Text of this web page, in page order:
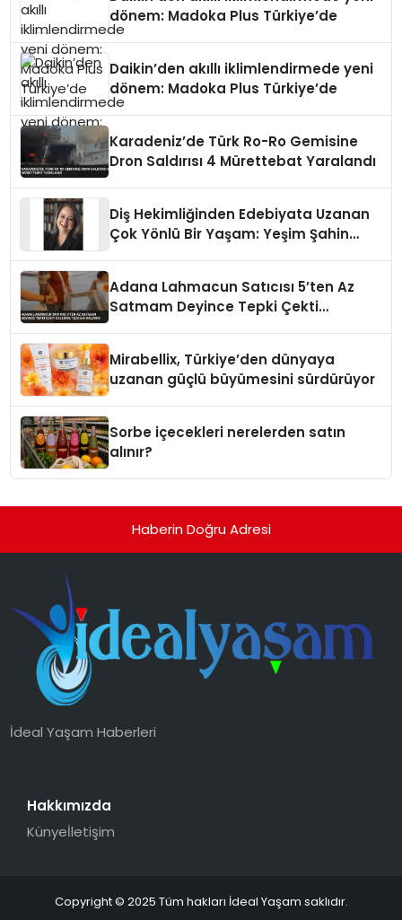
dönem: Madoka Plus Türkiye’de
Daikin’den akıllı iklimlendirmede yeni
dönem: Madoka Plus Türkiye’de
Karadeniz’de Türk Ro-Ro Gemisine
Dron Saldırısı 4 Mürettebat Yaralandı
Diş Hekimliğinden Edebiyata Uzanan
Çok Yönlü Bir Yaşam: Yeşim Şahin
Adana Lahmacun Satıcısı 5’ten Az
Satmam Deyince Tepki Çekti
Mirabellix, Türkiye’den dünyaya
uzanan güçlü büyümesini sürdürüyor
Sorbe içecekleri nerelerden satın
alınır?
Haberin Doğru Adresi
İdeal Yaşam Haberleri
Hakkımızda
Künyeİletişim
Copyright © 2025 Tüm hakları İdeal Yaşam saklıdır.